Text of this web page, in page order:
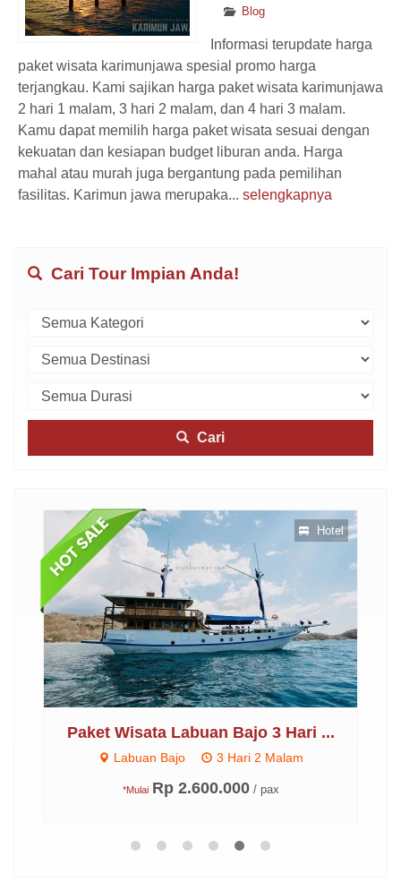
Blog
Informasi terupdate harga
paket wisata karimunjawa spesial promo harga
terjangkau. Kami sajikan harga paket wisata karimunjawa
2 hari 1 malam, 3 hari 2 malam, dan 4 hari 3 malam.
Kamu dapat memilih harga paket wisata sesuai dengan
kekuatan dan kesiapan budget liburan anda. Harga
mahal atau murah juga bergantung pada pemilihan
fasilitas. Karimun jawa merupaka... selengkapnya
Cari Tour Impian Anda!
Cari
Paket Wisata Labuan Bajo 3 Hari ...
Labuan Bajo 3 Hari 2 Malam
*Mulai Rp 2.600.000 / pax
Hotel